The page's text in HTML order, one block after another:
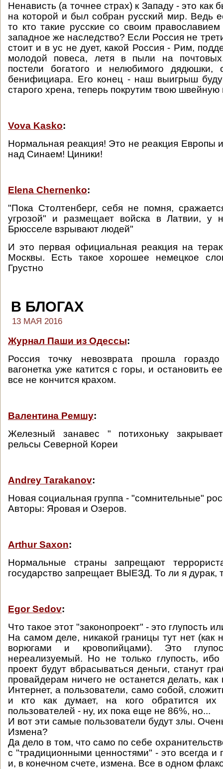
Ненависть (а точнее страх) к Западу - это как
на которой и был собран русский мир. Ведь
то кто такие русские со своим
западное же наследство? Если Россия не
стоит и в ус не дует, какой Россия - Рим,
молодой повеса, летя в пыли на
постели богатого и нелюбимого дядюшки,
бенифициара. Его конец - наш выигрыш
старого хрена, теперь покрутим твою швейную
Vova Kasko:
Нормальная реакция! Это не реакция Европы
над Синаем! Циники!
Elena Chernenko:
"Пока Столтенберг, себя не помня,
угрозой" и размещает войска в Латвии, у
Брюсселе взрывают людей"
И это первая официальная реакция на
Москвы. Есть такое хорошее немецкое
Грустно
В БЛОГАХ
13 МАЯ 2016
Журнал Паши из Одессы:
Россия точку невозврата прошла
вагонетка уже катится с горы, и остановить
все не кончится крахом.
Валентина Ремшу:
Железный занавес " потихоньку
рельсы Северной Кореи
Andrey Tarakanov:
Новая социальная группа - "сомнительные"
Авторы: Яровая и Озеров.
Arthur Saxon:
Нормальные страны запрещают
государство запрещает ВЫЕЗД. То ли я дурак,
Egor Sedov:
Что такое этот "законопроект" - это глупость
На самом деле, никакой границы тут нет (как
ворюгами и кровопийцами). Это
нереализуемый. Но не только глупость,
проект будут вбрасываться деньги, станут
провайдерам ничего не останется делать,
Интернет, а пользователи, само собой,
и кто как думает, на кого обратится их
пользователей - ну, их пока еще не 86%, но...
И вот эти самые пользователи будут злы.
Измена?
Да дело в том, что само по себе
с "традиционными ценностями" - это всегда и
и, в конечном счете, измена. Все в одном